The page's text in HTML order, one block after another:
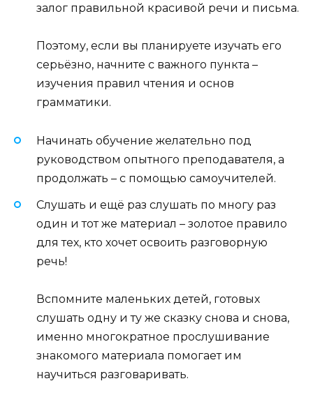
залог правильной красивой речи и письма.
Поэтому, если вы планируете изучать его
серьёзно, начните с важного пункта –
изучения правил чтения и основ
грамматики.
Начинать обучение желательно под
руководством опытного преподавателя, а
продолжать – с помощью самоучителей.
Слушать и ещё раз слушать по многу раз
один и тот же материал – золотое правило
для тех, кто хочет освоить разговорную
речь!
Вспомните маленьких детей, готовых
слушать одну и ту же сказку снова и снова,
именно многократное прослушивание
знакомого материала помогает им
научиться разговаривать.